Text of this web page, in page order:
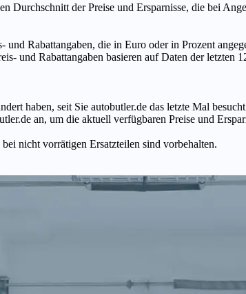
der Preise und Ersparnisse, die bei
Rabattangaben, die in Euro oder in Prozent
und Rabattangaben basieren auf Daten der letzten
haben, seit Sie autobutler.de das letzte Mal
an, um die aktuell verfügbaren Preise und
nicht vorrätigen Ersatzteilen sind vorbehalten.